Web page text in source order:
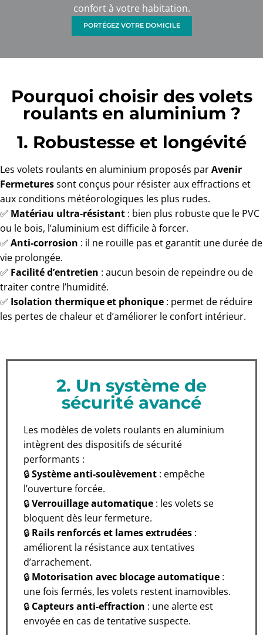
confort à votre habitation.
PORTÉGEZ VOTRE DOMICILE
Pourquoi choisir des volets
roulants en aluminium ?
1. Robustesse et longévité
Les volets roulants en aluminium proposés parAvenir
Fermeturessont conçus pour résister aux effractions et
aux conditions météorologiques les plus rudes.
✅ Matériau ultra-résistant : bien plus robuste que le PVC
ou le bois, l’aluminium est difficile à forcer.
✅ Anti-corrosion : il ne rouille pas et garantit une durée de
vie prolongée.
✅ Facilité d’entretien : aucun besoin de repeindre ou de
traiter contre l’humidité.
✅ Isolation thermique et phonique : permet de réduire
les pertes de chaleur et d’améliorer le confort intérieur.
2. Un système de
sécurité avancé
Les modèles de volets roulants en aluminium
intègrent des dispositifs de sécurité
performants :
🔒Système anti-soulèvement : empêche
l’ouverture forcée.
🔒Verrouillage automatique : les volets se
bloquent dès leur fermeture.
🔒 Rails renforcés et lames extrudées :
améliorent la résistance aux tentatives
d’arrachement.
🔒 Motorisation avec blocage automatique :
une fois fermés, les volets restent inamovibles.
🔒 Capteurs anti-effraction : une alerte est
envoyée en cas de tentative suspecte.